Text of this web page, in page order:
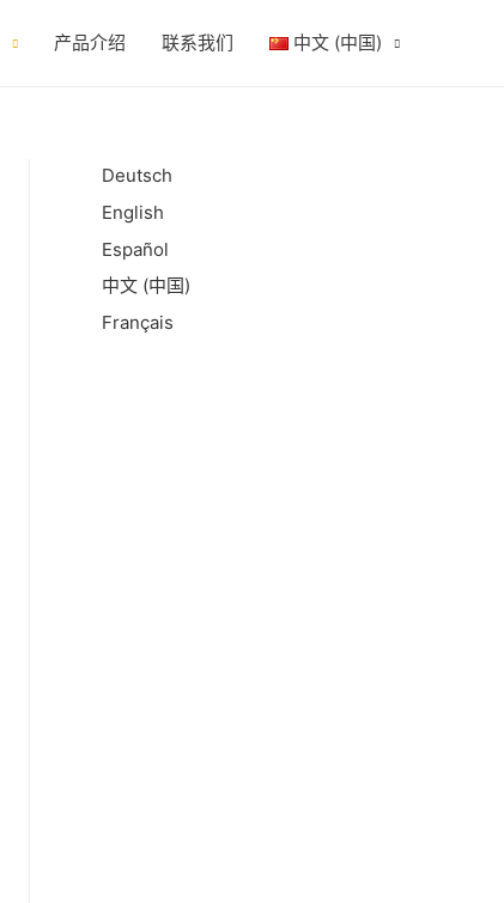
产品介绍 联系我们 中文 (中国)
Deutsch
English
Español
中文 (中国)
Français